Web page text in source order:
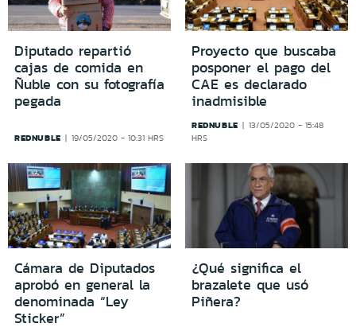
Diputado repartió
cajas de comida en
Ñuble con su fotografía
pegada
REDNUBLE 19/05/2020 - 10:31 HRS
Proyecto que buscaba
posponer el pago del
CAE es declarado
inadmisible
REDNUBLE
13/05/2020 - 15:48
HRS
Cámara de Diputados
aprobó en general la
denominada “Ley
Sticker”
¿Qué significa el
brazalete que usó
Piñera?